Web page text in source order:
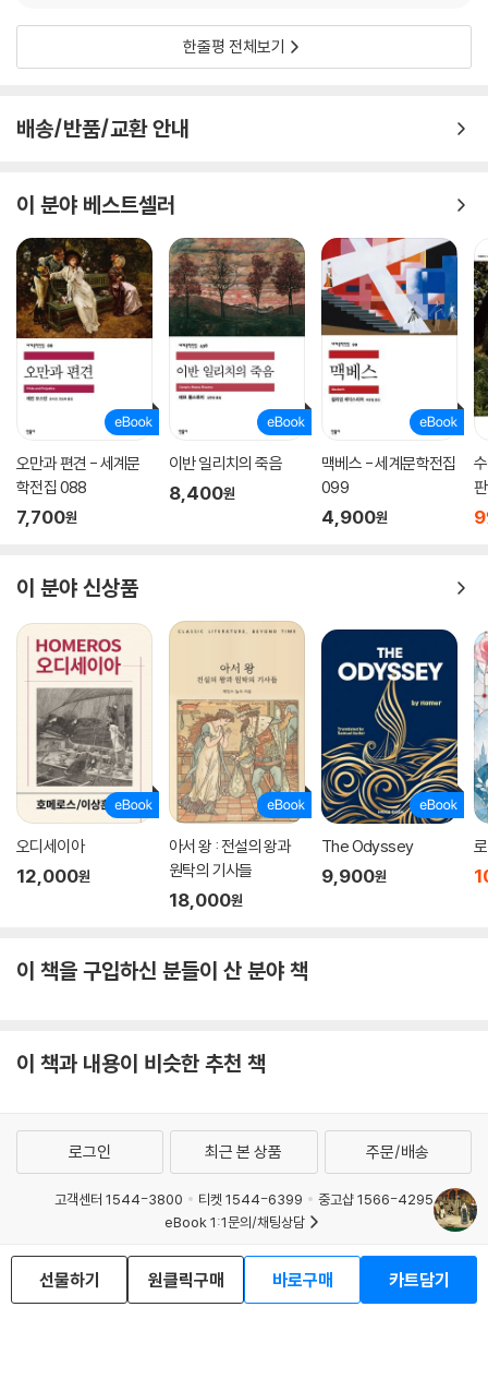
한줄평 전체보기
배송/반품/교환 안내
이 분야 베스트셀러
오만과 편견 - 세계문
학전집 088
7,700원
이반 일리치의 죽음
8,400원
맥베스 - 세계문학전집
099
4,900원 9
이 분야 신상품
오디세이아
12,000원
아서 왕 : 전설의 왕과
원탁의 기사들
18,000원
The Odyssey
9,900원
이 책을 구입하신 분들이 산 분야 책
이 책과 내용이 비슷한 추천 책
선물하기 원클릭구매 바로구매 카트담기
로그인 최근 본 상품 주문/배송
고객센터 1544-3800 티켓 1544-6399
중고샵 1566-4295
eBook 1:1문의/채팅상담
예스이십사(주) 사업자 정보
이용약관
개인정보처리방침
청소년보호정책
PC버전
회사소개
거래처관계자께